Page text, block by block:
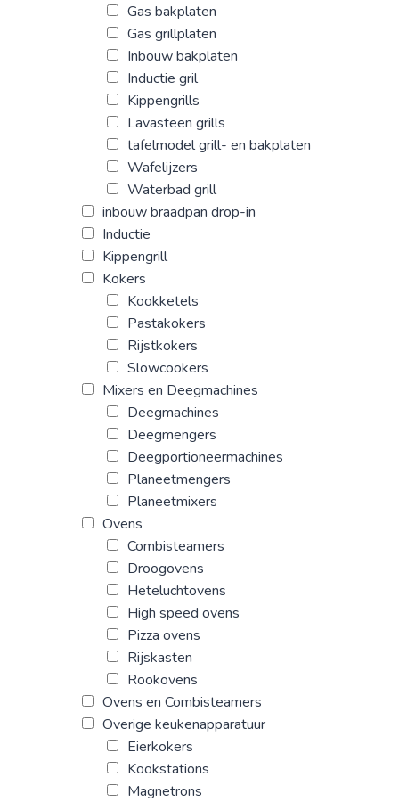
Gas bakplaten
Gas grillplaten
Inbouw bakplaten
Inductie gril
Kippengrills
Lavasteen grills
tafelmodel grill- en bakplaten
Wafelijzers
Waterbad grill
inbouw braadpan drop-in
Inductie
Kippengrill
Kokers
Kookketels
Pastakokers
Rijstkokers
Slowcookers
Mixers en Deegmachines
Deegmachines
Deegmengers
Deegportioneermachines
Planeetmengers
Planeetmixers
Ovens
Combisteamers
Droogovens
Heteluchtovens
High speed ovens
Pizza ovens
Rijskasten
Rookovens
Ovens en Combisteamers
Overige keukenapparatuur
Eierkokers
Kookstations
Magnetrons